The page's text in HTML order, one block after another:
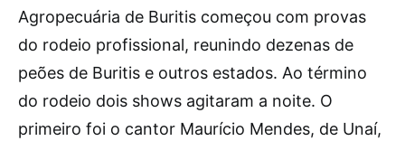
Agropecuária de Buritis começou com provas
do rodeio profissional, reunindo dezenas de
peões de Buritis e outros estados. Ao término
do rodeio dois shows agitaram a noite. O
primeiro foi o cantor Maurício Mendes, de Unaí,